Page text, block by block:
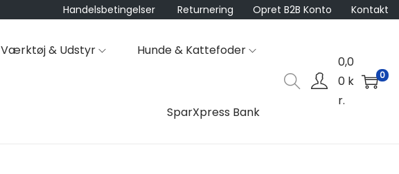
Handelsbetingelser Returnering Opret B2B Konto Kontakt
Værktøj & Udstyr Hunde & Kattefoder
SparXpress Bank
0,0
0 k
r.
0